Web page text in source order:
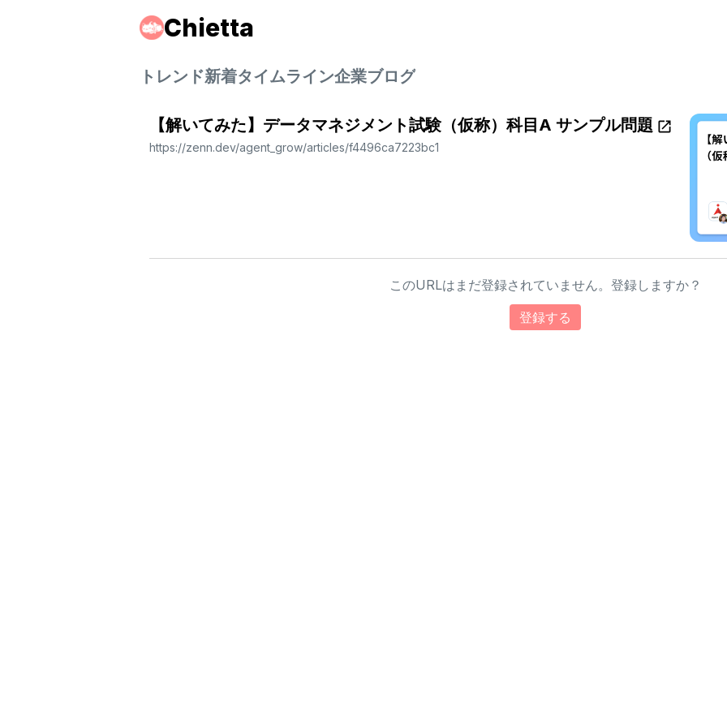
Chietta
トレンド新着タイムライン企業ブログ
【解いてみた】データマネジメント試験（仮称）科目A サンプル問題
https://zenn.dev/agent_grow/articles/f4496ca7223bc1
このURLはまだ登録されていません。登録しますか？
登録する